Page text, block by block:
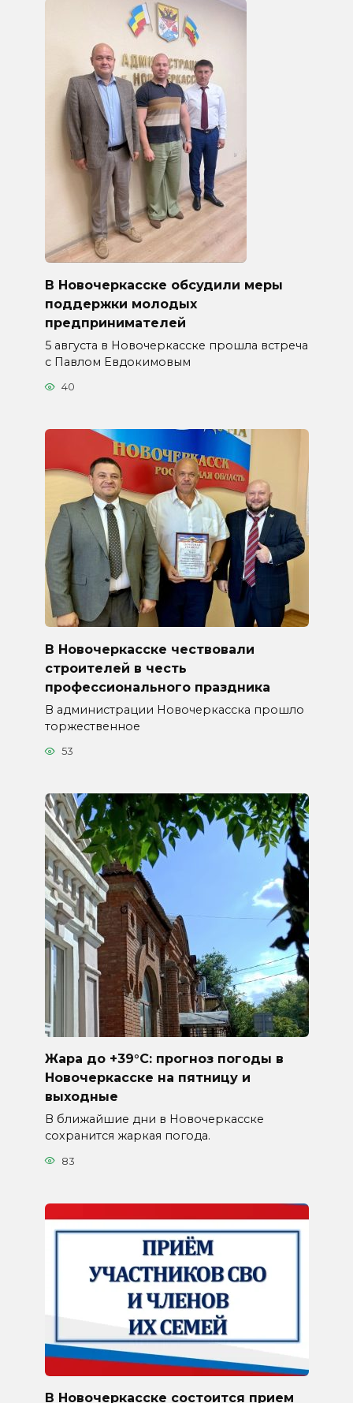
В Новочеркасске обсудили меры
поддержки молодых
предпринимателей
5 августа в Новочеркасске прошла встреча
с Павлом Евдокимовым
40
В Новочеркасске чествовали
строителей в честь
профессионального праздника
В администрации Новочеркасска прошло
торжественное
53
Жара до +39°C: прогноз погоды в
Новочеркасске на пятницу и
выходные
В ближайшие дни в Новочеркасске
сохранится жаркая погода.
83
В Новочеркасске состоится прием